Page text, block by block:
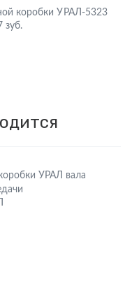
коробки УРАЛ-5323
зуб.
УРАЛ вала